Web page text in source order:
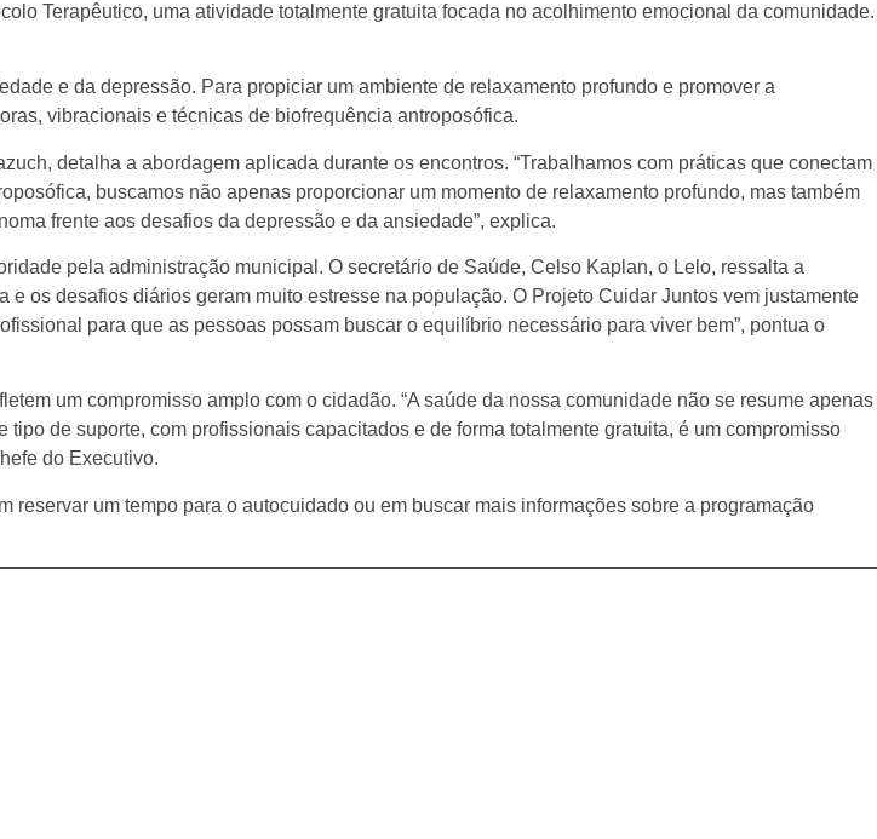
Terapêutico, uma atividade totalmente gratuita focada no acolhimento emocional da comunidade.
e da depressão. Para propiciar um ambiente de relaxamento profundo e promover a
vibracionais e técnicas de biofrequência antroposófica.
detalha a abordagem aplicada durante os encontros. “Trabalhamos com práticas que conectam
buscamos não apenas proporcionar um momento de relaxamento profundo, mas também
frente aos desafios da depressão e da ansiedade”, explica.
pela administração municipal. O secretário de Saúde, Celso Kaplan, o Lelo, ressalta a
os desafios diários geram muito estresse na população. O Projeto Cuidar Juntos vem justamente
para que as pessoas possam buscar o equilíbrio necessário para viver bem”, pontua o
um compromisso amplo com o cidadão. “A saúde da nossa comunidade não se resume apenas
de suporte, com profissionais capacitados e de forma totalmente gratuita, é um compromisso
do Executivo.
um tempo para o autocuidado ou em buscar mais informações sobre a programação